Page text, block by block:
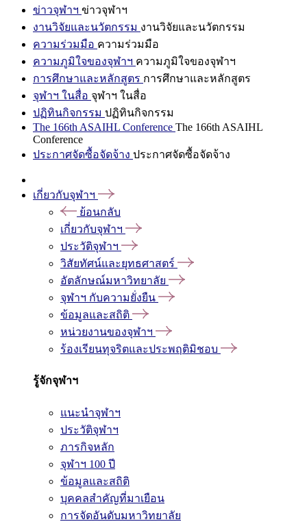
ข่าวจุฬาฯ ข่าวจุฬาฯ
งานวิจัยและนวัตกรรม งานวิจัยและนวัตกรรม
ความร่วมมือ ความร่วมมือ
ความภูมิใจของจุฬาฯ ความภูมิใจของจุฬาฯ
การศึกษาและหลักสูตร การศึกษาและหลักสูตร
จุฬาฯ ในสื่อ จุฬาฯ ในสื่อ
ปฏิทินกิจกรรม ปฏิทินกิจกรรม
The 166th ASAIHL Conference The 166th ASAIHL
Conference
ประกาศจัดซื้อจัดจ้าง ประกาศจัดซื้อจัดจ้าง
เกี่ยวกับจุฬาฯ
ย้อนกลับ
เกี่ยวกับจุฬาฯ
ประวัติจุฬาฯ
วิสัยทัศน์และยุทธศาสตร์
อัตลักษณ์มหาวิทยาลัย
จุฬาฯ กับความยั่งยืน
ข้อมูลและสถิติ
หน่วยงานของจุฬาฯ
ร้องเรียนทุจริตและประพฤติมิชอบ
รู้จักจุฬาฯ
แนะนำจุฬาฯ
ประวัติจุฬาฯ
ภารกิจหลัก
จุฬาฯ 100 ปี
ข้อมูลและสถิติ
บุคคลสำคัญที่มาเยือน
การจัดอันดับมหาวิทยาลัย